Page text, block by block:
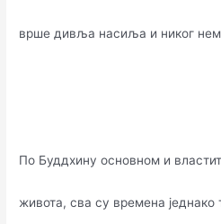
врше дивља насиља и никог
По Буддхину основном и
живота, сва су времена једнако